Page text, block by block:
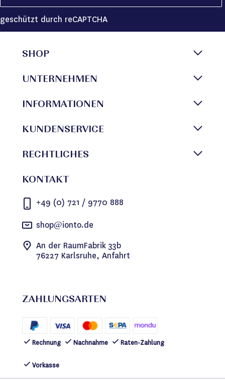
geschützt durch reCAPTCHA
SHOP
UNTERNEHMEN
INFORMATIONEN
KUNDENSERVICE
RECHTLICHES
KONTAKT
+49 (0) 721 / 9770 888
shop@ionto.de
An der RaumFabrik 33b
76227 Karlsruhe, Anfahrt
ZAHLUNGSARTEN
Rechnung Nachnahme Raten-Zahlung
Vorkasse